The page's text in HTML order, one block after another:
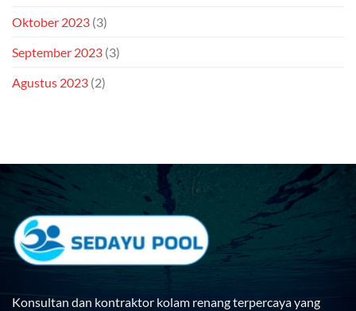
Oktober 2023 (3)
September 2023 (3)
Agustus 2023 (2)
Konsultan dan kontraktor kolam renang terpercaya yang